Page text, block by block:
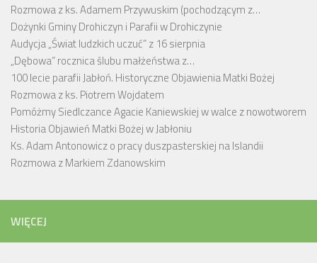
Rozmowa z ks. Adamem Przywuskim (pochodzącym z…
Dożynki Gminy Drohiczyn i Parafii w Drohiczynie
Audycja „Świat ludzkich uczuć” z 16 sierpnia
„Dębowa” rocznica ślubu małżeństwa z…
100 lecie parafii Jabłoń. Historyczne Objawienia Matki Bożej
Rozmowa z ks. Piotrem Wojdatem
Pomóżmy Siedlczance Agacie Kaniewskiej w walce z nowotworem
Historia Objawień Matki Bożej w Jabłoniu
Ks. Adam Antonowicz o pracy duszpasterskiej na Islandii
Rozmowa z Markiem Zdanowskim
WIĘCEJ